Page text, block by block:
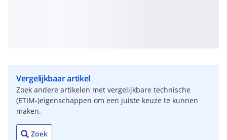
Vergelijkbaar artikel
Zoek andere artikelen met vergelijkbare technische
(ETIM-)eigenschappen om een juiste keuze te kunnen
maken.
Zoek